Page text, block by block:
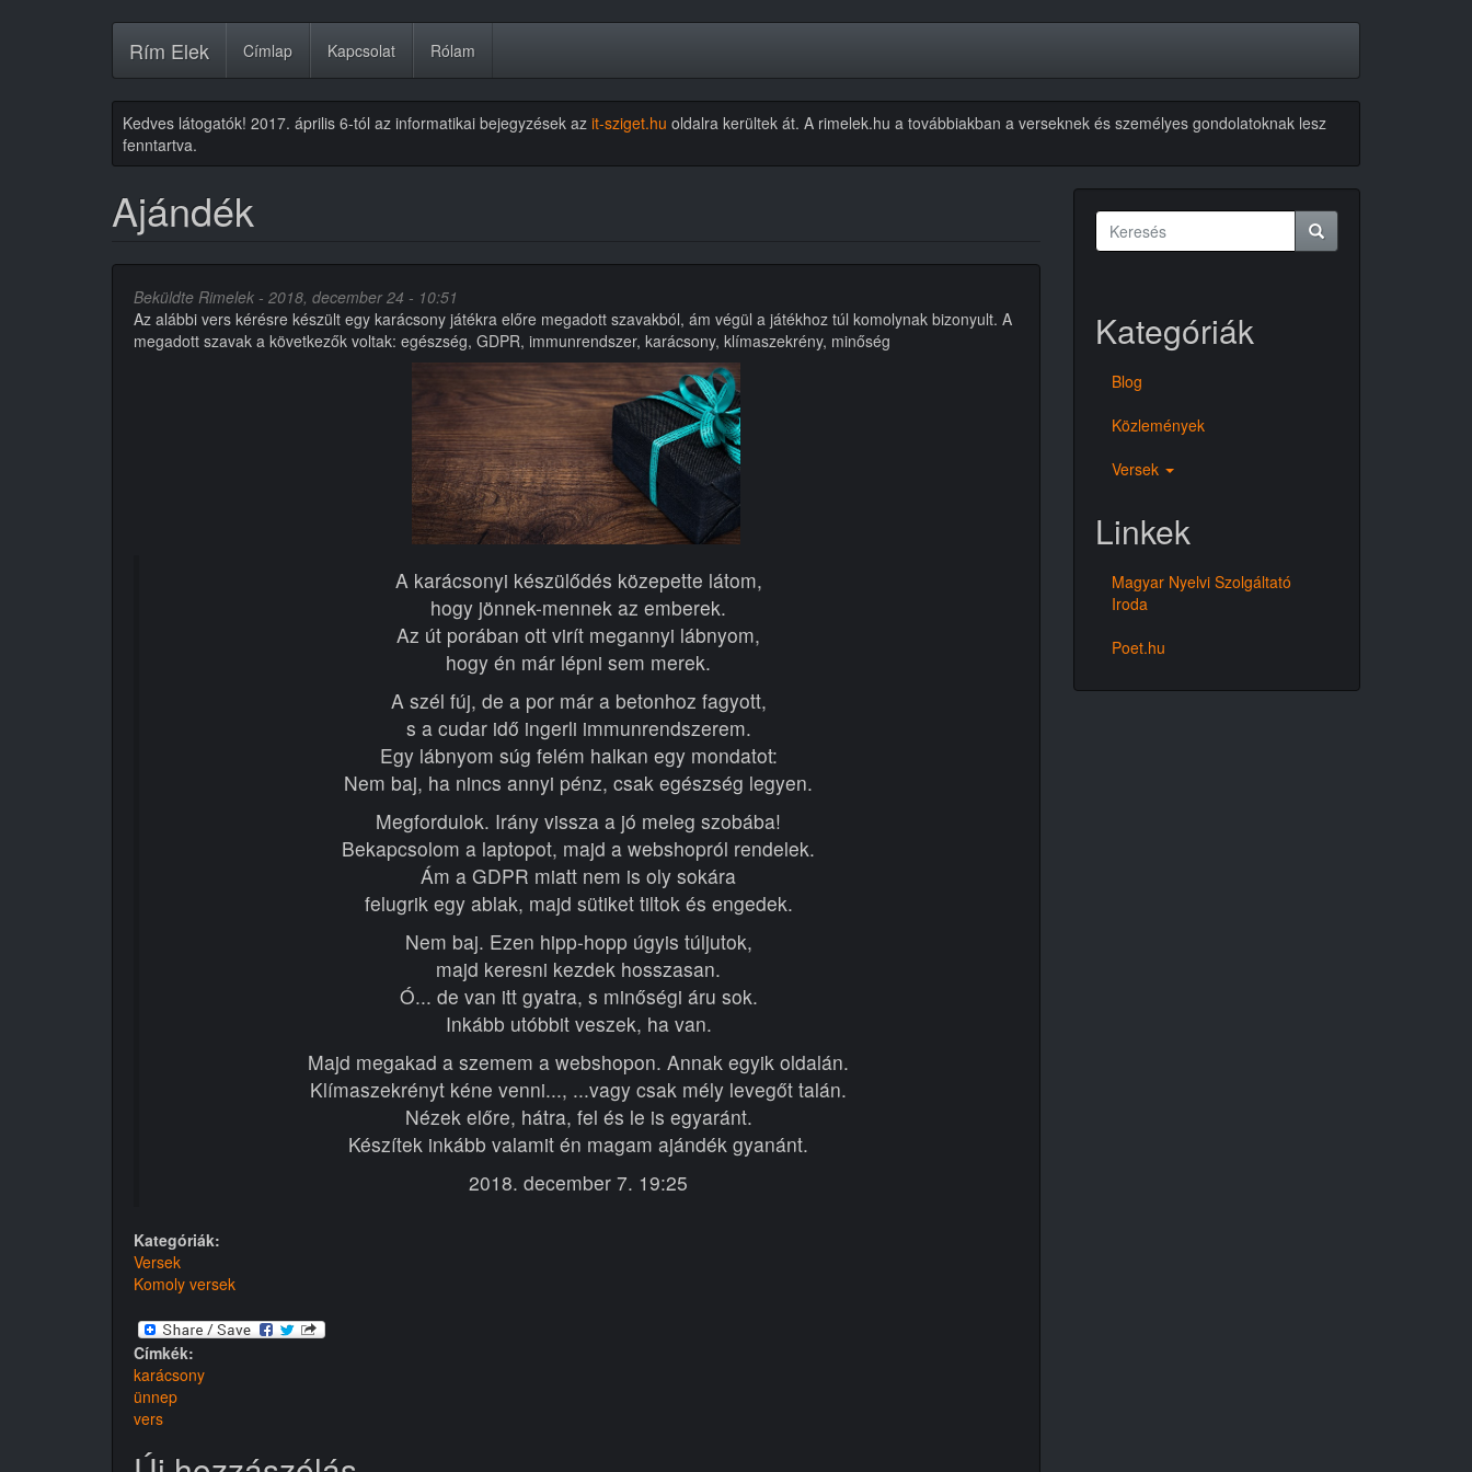
Rím Elek Címlap Kapcsolat Rólam
Kedves látogatók! 2017. április 6-tól az informatikai bejegyzések az it-sziget.hu oldalra kerültek át. A rimelek.hu a továbbiakban a verseknek és személyes gondolatoknak lesz
fenntartva.
Ajándék
Beküldte Rimelek - 2018, december 24 - 10:51
Az alábbi vers kérésre készült egy karácsony játékra előre megadott szavakból, ám végül a játékhoz túl komolynak bizonyult. A
megadott szavak a következők voltak: egészség, GDPR, immunrendszer, karácsony, klímaszekrény, minőség
A karácsonyi készülődés közepette látom,
hogy jönnek-mennek az emberek.
Az út porában ott virít megannyi lábnyom,
hogy én már lépni sem merek.
A szél fúj, de a por már a betonhoz fagyott,
s a cudar idő ingerli immunrendszerem.
Egy lábnyom súg felém halkan egy mondatot:
Nem baj, ha nincs annyi pénz, csak egészség legyen.
Megfordulok. Irány vissza a jó meleg szobába!
Bekapcsolom a laptopot, majd a webshopról rendelek.
Ám a GDPR miatt nem is oly sokára
felugrik egy ablak, majd sütiket tiltok és engedek.
Nem baj. Ezen hipp-hopp úgyis túljutok,
majd keresni kezdek hosszasan.
Ó... de van itt gyatra, s minőségi áru sok.
Inkább utóbbit veszek, ha van.
Majd megakad a szemem a webshopon. Annak egyik oldalán.
Klímaszekrényt kéne venni..., ...vagy csak mély levegőt talán.
Nézek előre, hátra, fel és le is egyaránt.
Készítek inkább valamit én magam ajándék gyanánt.
2018. december 7. 19:25
Kategóriák:
Versek
Komoly versek
Címkék:
karácsony
ünnep
vers
Keresés
űrlap
Kategóriák
Blog
Közlemények
Versek
Linkek
Magyar Nyelvi Szolgáltató
Iroda
Poet.hu